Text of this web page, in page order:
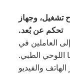
تشغيل، وجهاز
تحكم عن بُعد.
العاملين في
اللوحي الطبي.
والفيديو